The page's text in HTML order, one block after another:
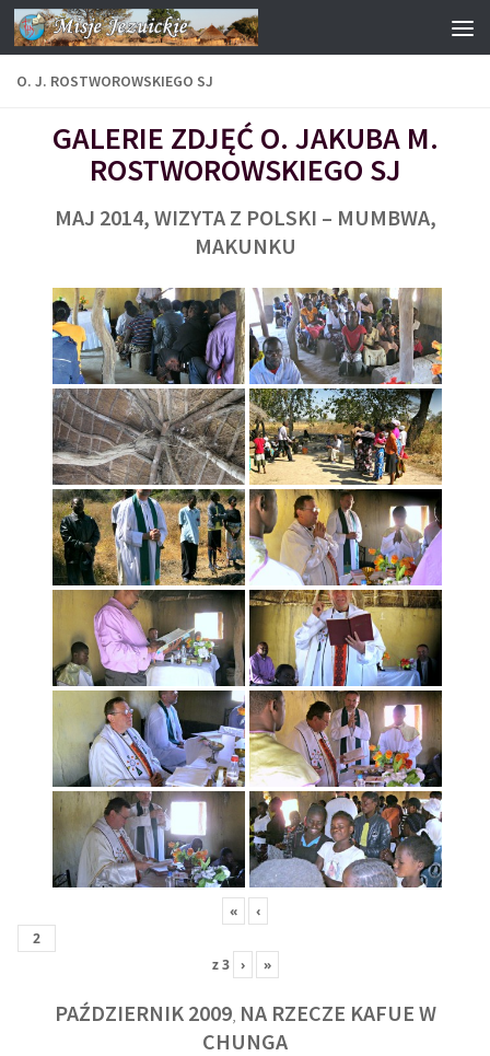
Przejdź do treści
O. J. ROSTWOROWSKIEGO SJ
GALERIE ZDJĘĆ O. JAKUBA M.
ROSTWOROWSKIEGO SJ
MAJ 2014, WIZYTA Z POLSKI – MUMBWA,
MAKUNKU
« ‹
z3 › »
PAŹDZIERNIK 2009, NA RZECZE KAFUE W
CHUNGA